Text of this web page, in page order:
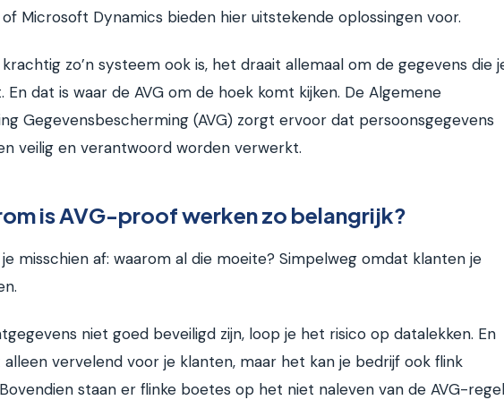
Microsoft Dynamics bieden hier uitstekende oplossingen voor.
zo’n systeem ook is, het draait allemaal om de gegevens die
En dat is waar de AVG om de hoek komt kijken. De Algemene
Gegevensbescherming (AVG) zorgt ervoor dat persoonsgegevens
veilig en verantwoord worden verwerkt.
is AVG-proof werken zo belangrijk?
misschien af: waarom al die moeite? Simpelweg omdat klanten je
niet goed beveiligd zijn, loop je het risico op datalekken. En
alleen vervelend voor je klanten, maar het kan je bedrijf ook flink
staan er flinke boetes op het niet naleven van de AVG-